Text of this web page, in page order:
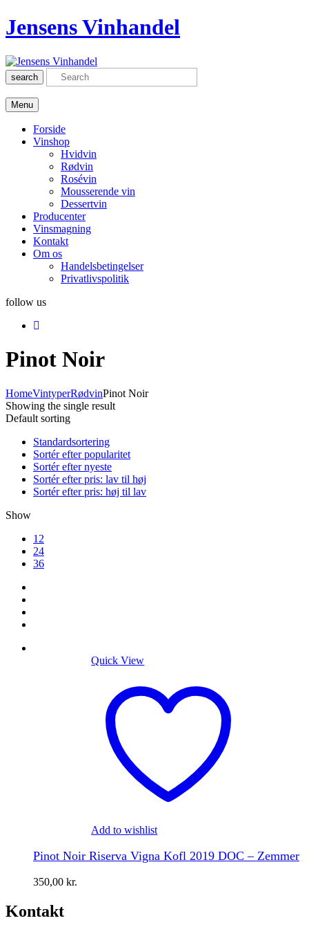
Jensens Vinhandel
search
Menu
Forside
Vinshop
Hvidvin
Rødvin
Rosévin
Mousserende vin
Dessertvin
Producenter
Vinsmagning
Kontakt
Om os
Handelsbetingelser
Privatlivspolitik
follow us
Pinot Noir
HomeVintyperRødvinPinot Noir
Showing the single result
Default sorting
Standardsortering
Sortér efter popularitet
Sortér efter nyeste
Sortér efter pris: lav til høj
Sortér efter pris: høj til lav
Show
12
24
36
Quick View
Add to wishlist
Pinot Noir Riserva Vigna Kofl 2019 DOC – Zemmer
350,00 kr.
Kontakt